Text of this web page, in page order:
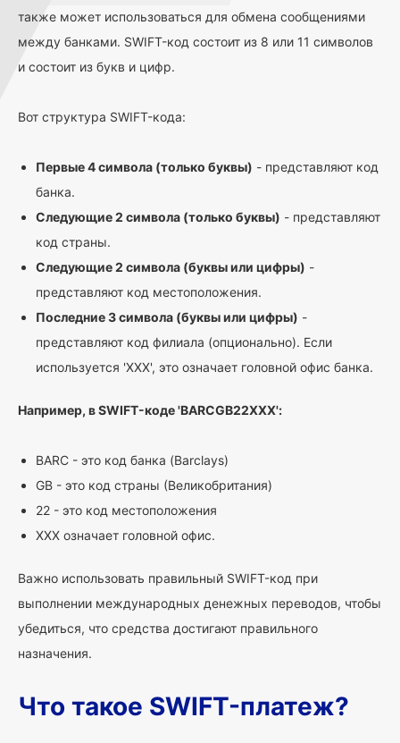
также может использоваться для обмена сообщениями
между банками. SWIFT-код состоит из 8 или 11 символов
и состоит из букв и цифр.
Вот структура SWIFT-кода:
Первые 4 символа (только буквы) - представляют код
банка.
Следующие 2 символа (только буквы) - представляют
код страны.
Следующие 2 символа (буквы или цифры) -
представляют код местоположения.
Последние 3 символа (буквы или цифры) -
представляют код филиала (опционально). Если
используется 'XXX', это означает головной офис банка.
Например, в SWIFT-коде 'BARCGB22XXX':
BARC - это код банка (Barclays)
GB - это код страны (Великобритания)
22 - это код местоположения
XXX означает головной офис.
Важно использовать правильный SWIFT-код при
выполнении международных денежных переводов, чтобы
убедиться, что средства достигают правильного
назначения.
Что такое SWIFT-платеж?